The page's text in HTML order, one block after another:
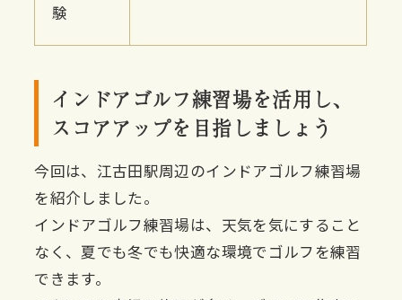
験
インドアゴルフ練習場を活用し、
スコアアップを目指しましょう
今回は、江古田駅周辺のインドアゴルフ練習場
を紹介しました。
インドアゴルフ練習場は、天気を気にすること
なく、夏でも冬でも快適な環境でゴルフを練習
できます。